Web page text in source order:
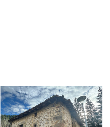
ZUDUBIARTE - LA TORRE